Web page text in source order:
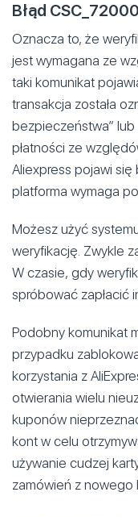
Błąd
Oznacza to, że
jest wymagana ze
taki komunikat
transakcja została
bezpieczeństwa”
płatności ze
Aliexpress pojawi się
platforma wymaga
Możesz użyć
weryfikację. Zwykle
W czasie, gdy
spróbować zapłacić
Podobny komunikat
przypadku
korzystania z
otwierania wielu
kuponów
kont w celu
używanie cudzej
zamówień z nowego